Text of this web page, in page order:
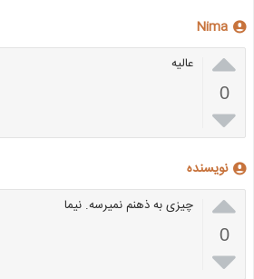
Nima

0

عالیه
نویسنده

0

چیزی به ذهنم نمیرسه. نیما